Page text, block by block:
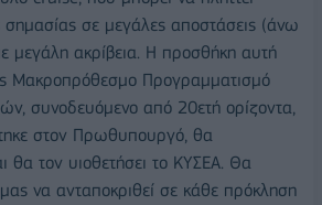
σημασίας σε μεγάλες αποστάσεις (άνω
μεγάλη ακρίβεια. Η προσθήκη αυτή
Μακροπρόθεσμο Προγραμματισμό
συνοδευόμενο από 20ετή ορίζοντα,
στον Πρωθυπουργό, θα
θα τον υιοθετήσει το ΚΥΣΕΑ. Θα
να ανταποκριθεί σε κάθε πρόκληση